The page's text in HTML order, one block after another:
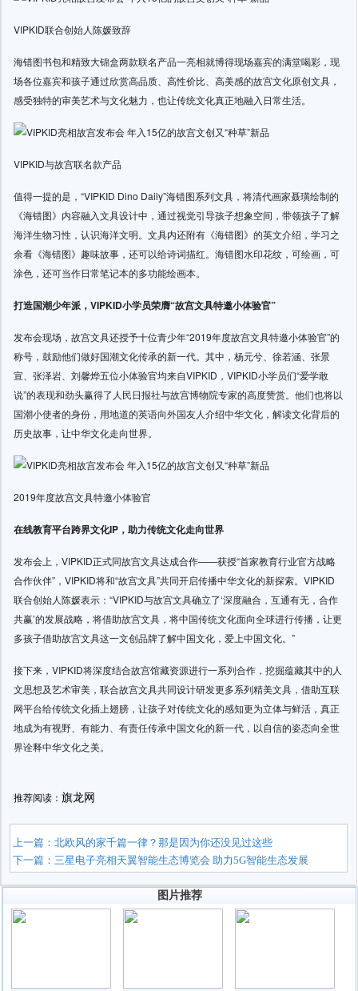
VIPKID联合创始人陈媛致辞
海错图书包和精致大锦盒两款联名产品一亮相就博得现场嘉宾的满堂喝彩，现
场各位嘉宾和孩子通过欣赏高品质、高性价比、高美感的故宫文化原创文具，
感受独特的审美艺术与文化魅力，也让传统文化真正地融入日常生活。
VIPKID与故宫联名款产品
值得一提的是，“VIPKID Dino Daily”海错图系列文具，将清代画家聂璜绘制的
《海错图》内容融入文具设计中，通过视觉引导孩子想象空间，带领孩子了解
海洋生物习性，认识海洋文明。文具内还附有《海错图》的英文介绍，学习之
余看《海错图》趣味故事，还可以给诗词描红。海错图水印花纹，可绘画，可
涂色，还可当作日常笔记本的多功能绘画本。
打造国潮少年派， VIPKID小学员荣膺“故宫文具特邀小体验官”
发布会现场，故宫文具还授予十位青少年“2019年度故宫文具特邀小体验官”的
称号，鼓励他们做好国潮文化传承的新一代。其中，杨元兮、徐若涵、张景
宣、张泽岩、刘馨烨五位小体验官均来自VIPKID，VIPKID小学员们“爱学敢
说”的表现和劲头赢得了人民日报社与故宫博物院专家的高度赞赏。他们也将以
国潮小使者的身份，用地道的英语向外国友人介绍中华文化，解读文化背后的
历史故事，让中华文化走向世界。
2019年度故宫文具特邀小体验官
在线教育平台跨界文化IP，助力传统文化走向世界
发布会上，VIPKID正式同故宫文具达成合作——获授“首家教育行业官方战略
合作伙伴”，VIPKID将和“故宫文具”共同开启传播中华文化的新探索。VIPKID
联合创始人陈媛表示：“VIPKID与故宫文具确立了‘深度融合，互通有无，合作
共赢’的发展战略，将借助故宫文具，将中国传统文化面向全球进行传播，让更
多孩子借助故宫文具这一文创品牌了解中国文化，爱上中国文化。”
接下来，VIPKID将深度结合故宫馆藏资源进行一系列合作，挖掘蕴藏其中的人
文思想及艺术审美，联合故宫文具共同设计研发更多系列精美文具，借助互联
网平台给传统文化插上翅膀，让孩子对传统文化的感知更为立体与鲜活，真正
地成为有视野、有能力、有责任传承中国文化的新一代，以自信的姿态向全世
界诠释中华文化之美。
推荐阅读： 旗龙网
上一篇：北欧风的家千篇一律？那是因为你还没见过这些
下一篇：三星电子亮相天翼智能生态博览会 助力5G智能生态发展
图片推荐